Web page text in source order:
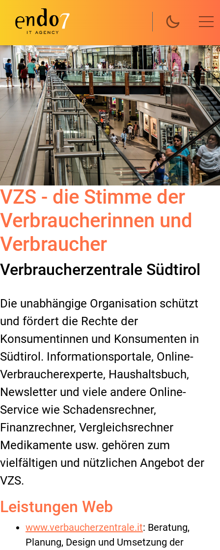
VZS - die Stimme der
Verbraucherinnen und
Verbraucher
Verbraucherzentrale Südtirol
Die unabhängige Organisation schützt
und fördert die Rechte der
Konsumentinnen und Konsumenten in
Südtirol. Informationsportale, Online-
Verbraucherexperte, Haushaltsbuch,
Newsletter und viele andere Online-
Service wie Schadensrechner,
Finanzrechner, Vergleichsrechner
Medikamente usw. gehören zum
vielfältigen und nützlichen Angebot der
VZS.
Leistungen Web
www.verbaucherzentrale.it: Beratung,
Planung, Design und Umsetzung der